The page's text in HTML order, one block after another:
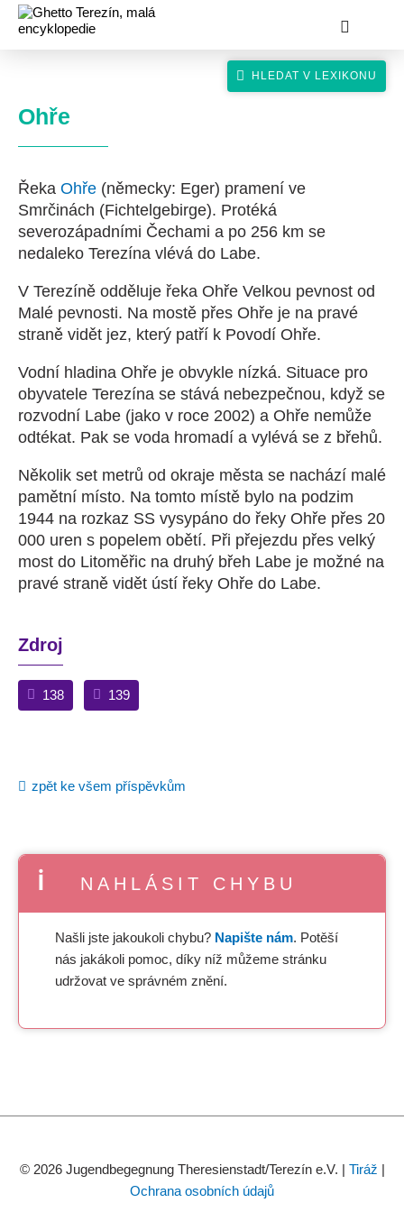
Ohře
Řeka Ohře (německy: Eger) pramení ve
Smrčinách (Fichtelgebirge). Protéká
severozápadními Čechami a po 256 km se
nedaleko Terezína vlévá do Labe.
V Terezíně odděluje řeka Ohře Velkou pevnost od
Malé pevnosti. Na mostě přes Ohře je na pravé
straně vidět jez, který patří k Povodí Ohře.
Vodní hladina Ohře je obvykle nízká. Situace pro
obyvatele Terezína se stává nebezpečnou, když se
rozvodní Labe (jako v roce 2002) a Ohře nemůže
odtékat. Pak se voda hromadí a vylévá se z břehů.
Několik set metrů od okraje města se nachází malé
pamětní místo. Na tomto místě bylo na podzim
1944 na rozkaz SS vysypáno do řeky Ohře přes 20
000 uren s popelem obětí. Při přejezdu přes velký
most do Litoměřic na druhý břeh Labe je možné na
pravé straně vidět ústí řeky Ohře do Labe.
Zdroj
138 139
zpět ke všem příspěvkům
NAHLÁSIT CHYBU
Našli jste jakoukoli chybu? Napište nám. Potěší
nás jakákoli pomoc, díky níž můžeme stránku
udržovat ve správném znění.
© 2026 Jugendbegegnung Theresienstadt/Terezín e.V. | Tiráž |
Ochrana osobních údajů